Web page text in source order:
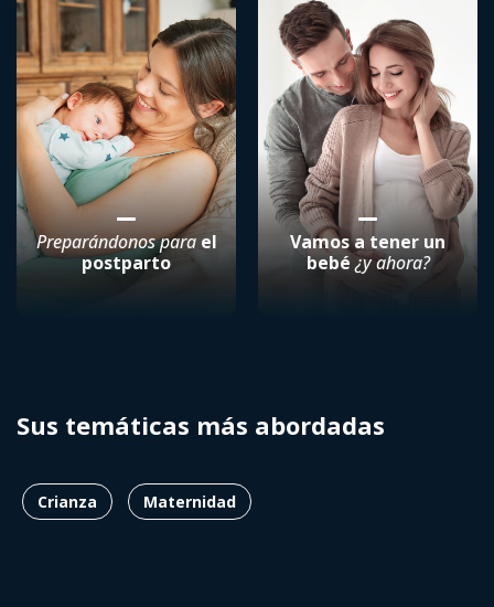
Preparándonos para el
postparto
Vamos a tener un
bebé¿y ahora?
Sus temáticas más abordadas
Crianza Maternidad